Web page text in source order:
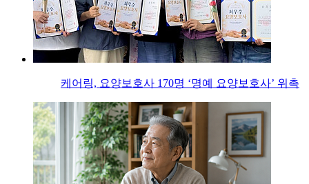
케어링, 요양보호사 170명 ‘명예 요양보호사’ 위촉